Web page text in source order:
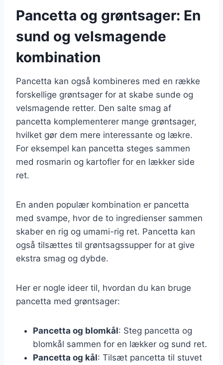
Pancetta og grøntsager: En
sund og velsmagende
kombination
Pancetta kan også kombineres med en række
forskellige grøntsager for at skabe sunde og
velsmagende retter. Den salte smag af
pancetta komplementerer mange grøntsager,
hvilket gør dem mere interessante og lækre.
For eksempel kan pancetta steges sammen
med rosmarin og kartofler for en lækker side
ret.
En anden populær kombination er pancetta
med svampe, hvor de to ingredienser sammen
skaber en rig og umami-rig ret. Pancetta kan
også tilsættes til grøntsagssupper for at give
ekstra smag og dybde.
Her er nogle ideer til, hvordan du kan bruge
pancetta med grøntsager:
Pancetta og blomkål: Steg pancetta og
blomkål sammen for en lækker og sund ret.
Pancetta og kål: Tilsæt pancetta til stuvet